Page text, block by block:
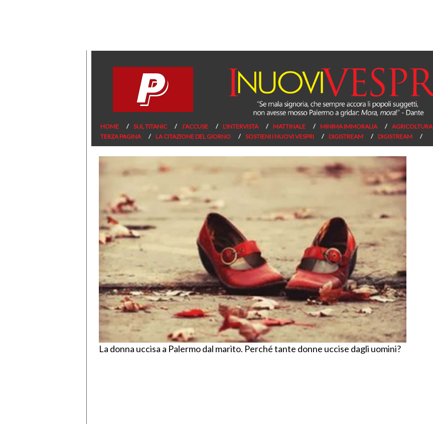
HOME SUL TITANIC J’ACCUSE L’INTERVISTA MATTINALE MINIMA IMMORALIA AGRICOLTURA
TERZA PAGINA
LA CITAZIONE DEL GIORNO SOSTIENI I NUOVI VESPRI DIGISTREAM DIGISTREAM
La donna uccisa a Palermo dal marito. Perché tante donne uccise dagli uomini?